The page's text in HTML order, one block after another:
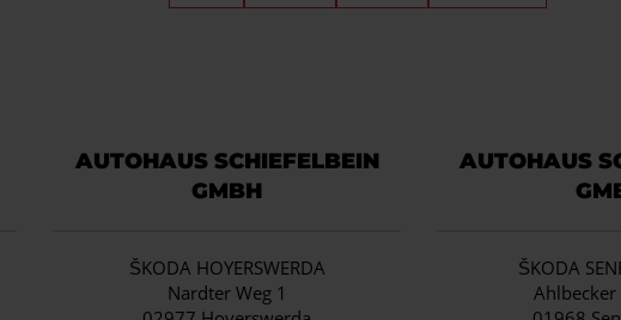
AUTOHAUS SCHIEFELBEIN
GMBH
ŠKODA HOYERSWERDA
Nardter Weg 1
AUTOHAUS
ŠKODA
Ahlbecker